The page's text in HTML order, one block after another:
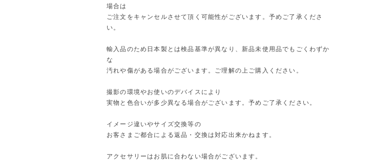
場合は
ご注文をキャンセルさせて頂く可能性がございます。予めご了承くださ
い。
輸入品のため日本製とは検品基準が異なり、新品未使用品でもごくわずか
な
汚れや傷がある場合がございます。ご理解の上ご購入ください。
撮影の環境やお使いのデバイスにより
実物と色合いが多少異なる場合がございます。予めご了承ください。
イメージ違いやサイズ交換等の
お客さまご都合による返品・交換は対応出来かねます。
アクセサリーはお肌に合わない場合がございます。